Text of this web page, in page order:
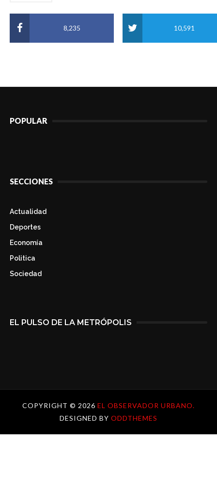
8,235 10,591
POPULAR
SECCIONES
Actualidad
Deportes
Economía
Politica
Sociedad
EL PULSO DE LA METRÓPOLIS
COPYRIGHT © 2026 EL OBSERVADOR URBANO.
DESIGNED BY ODDTHEMES